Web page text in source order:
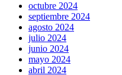
octubre 2024
septiembre 2024
agosto 2024
julio 2024
junio 2024
mayo 2024
abril 2024